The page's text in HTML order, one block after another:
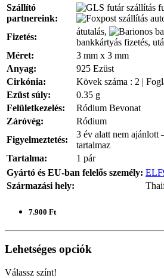
Szállító
partnereink:
Fizetés:
átutalás,
bankkártyás fizetés,
Méret:
3 mm x 3 mm
Anyag:
925 Ezüst
Cirkónia:
Kövek száma : 2 |
Ezüst súly:
0.35 g
Felületkezelés:
Ródium Bevonat
Záróvég:
Ródium
Figyelmeztetés:
3 év alatt nem ajánlott
tartalmaz
Tartalma:
1 pár
Gyártó és EU-ban felelős személy:
Származási hely:
7.900 Ft
Lehetséges opciók
Válassz színt!